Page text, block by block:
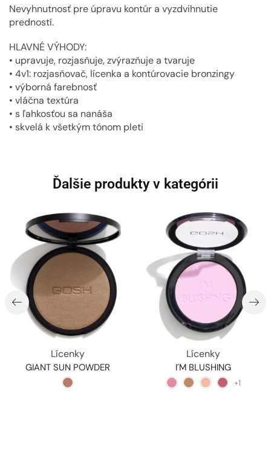
Nevyhnutnosť pre úpravu kontúr a vyzdvihnutie
predností.
HLAVNÉ VÝHODY:
• upravuje, rozjasňuje, zvýrazňuje a tvaruje
• 4v1: rozjasňovač, lícenka a kontúrovacie bronzingy
• výborná farebnosť
• vláčna textúra
• s ľahkosťou sa nanáša
• skvelá k všetkým tónom pleti
Ďalšie produkty v kategórii
Lícenky
GIANT SUN POWDER
Lícenky
I´M BLUSHING
+1